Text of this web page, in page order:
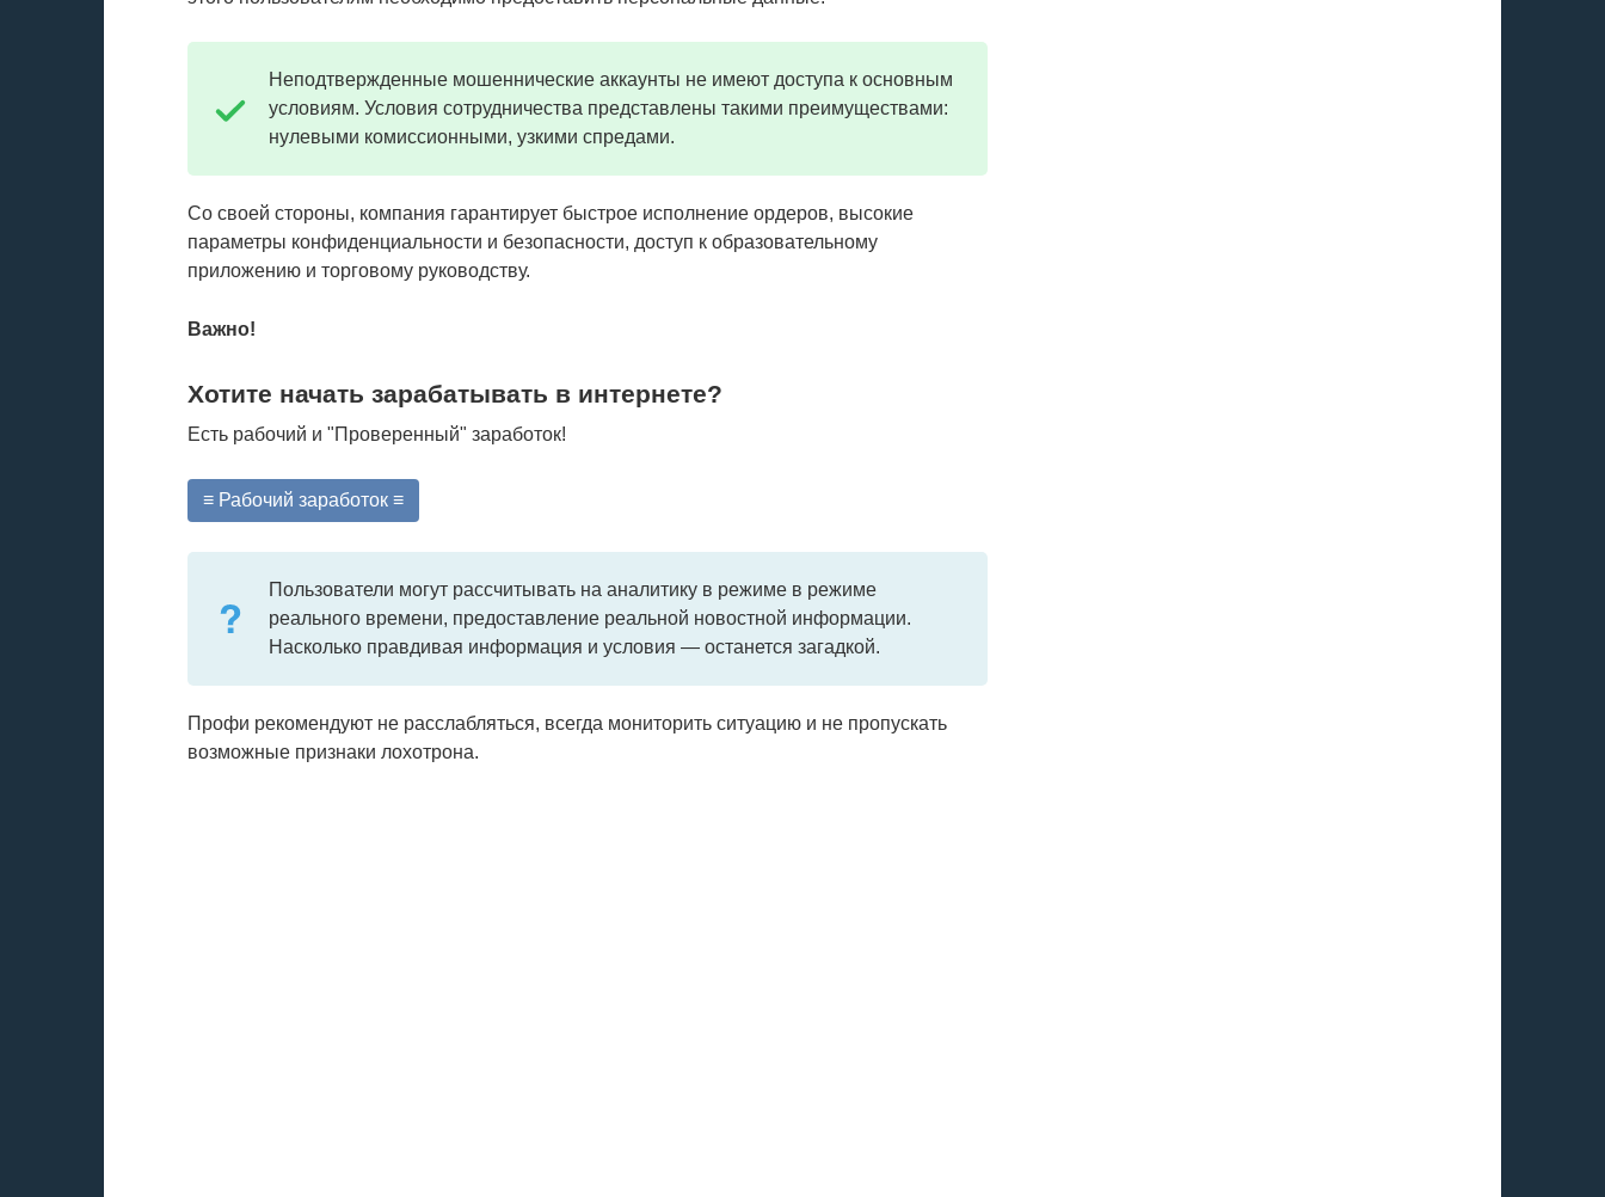
Неподтвержденные мошеннические аккаунты не имеют доступа к основным
условиям. Условия сотрудничества представлены такими преимуществами:
нулевыми комиссионными, узкими спредами.
Со своей стороны, компания гарантирует быстрое исполнение ордеров, высокие
параметры конфиденциальности и безопасности, доступ к образовательному
приложению и торговому руководству.
Важно!
Хотите начать зарабатывать в интернете?
Есть рабочий и "Проверенный" заработок!
≡ Рабочий заработок ≡
Пользователи могут рассчитывать на аналитику в режиме в режиме
реального времени, предоставление реальной новостной информации.
Насколько правдивая информация и условия — останется загадкой.
Профи рекомендуют не расслабляться, всегда мониторить ситуацию и не пропускать
возможные признаки лохотрона.